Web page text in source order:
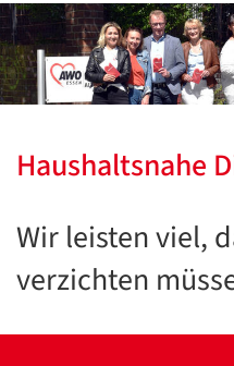
Haushaltsnahe
Wir leisten viel,
verzichten